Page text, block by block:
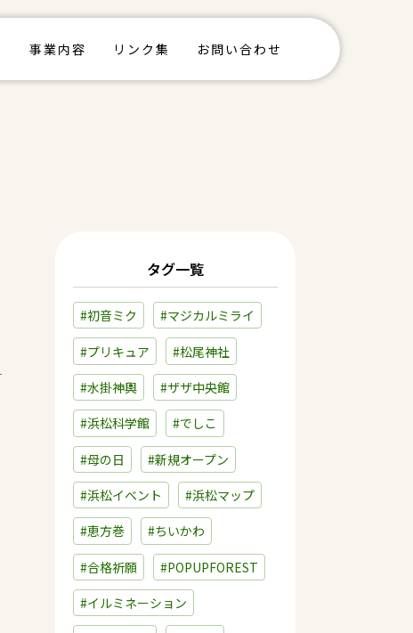
事業内容 リンク集 お問い合わせ
タグ一覧
#初音ミク #マジカルミライ
#プリキュア #松尾神社
#水掛神輿 #ザザ中央館
#浜松科学館 #でしこ
#母の日 #新規オープン
#浜松イベント #浜松マップ
#恵方巻 #ちいかわ
#合格祈願 #POPUPFOREST
#イルミネーション